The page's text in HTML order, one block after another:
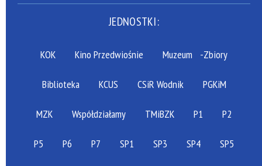
JEDNOSTKI:
KOK Kino Przedwiośnie Muzeum -Zbiory
Biblioteka KCUS CSiR Wodnik PGKiM
MZK Współdziałamy TMiBZK P1 P2
P5 P6 P7 SP1 SP3 SP4 SP5